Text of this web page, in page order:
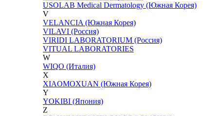
USOLAB Medical Dermatology (Южная Корея)
V
VELANCIA (Южная Корея)
VILAVI (Россия)
VIRIDI LABORATORIUM (Россия)
VITUAL LABORATORIES
W
WIQO (Италия)
X
XIAOMOXUAN (Южная Корея)
Y
YOKIBI (Япония)
Z